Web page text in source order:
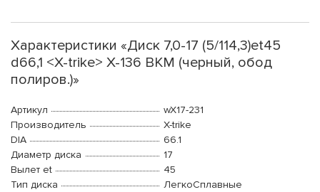
Характеристики «Диск 7,0-17 (5/114,3)et45
d66,1 <X-trike> X-136 BKM (черный, обод
полиров.)»
Артикул
wX17-231
Производитель
X-trike
DIA
66.1
Диаметр диска
17
Вылет et
45
Тип диска
ЛегкоСплавные